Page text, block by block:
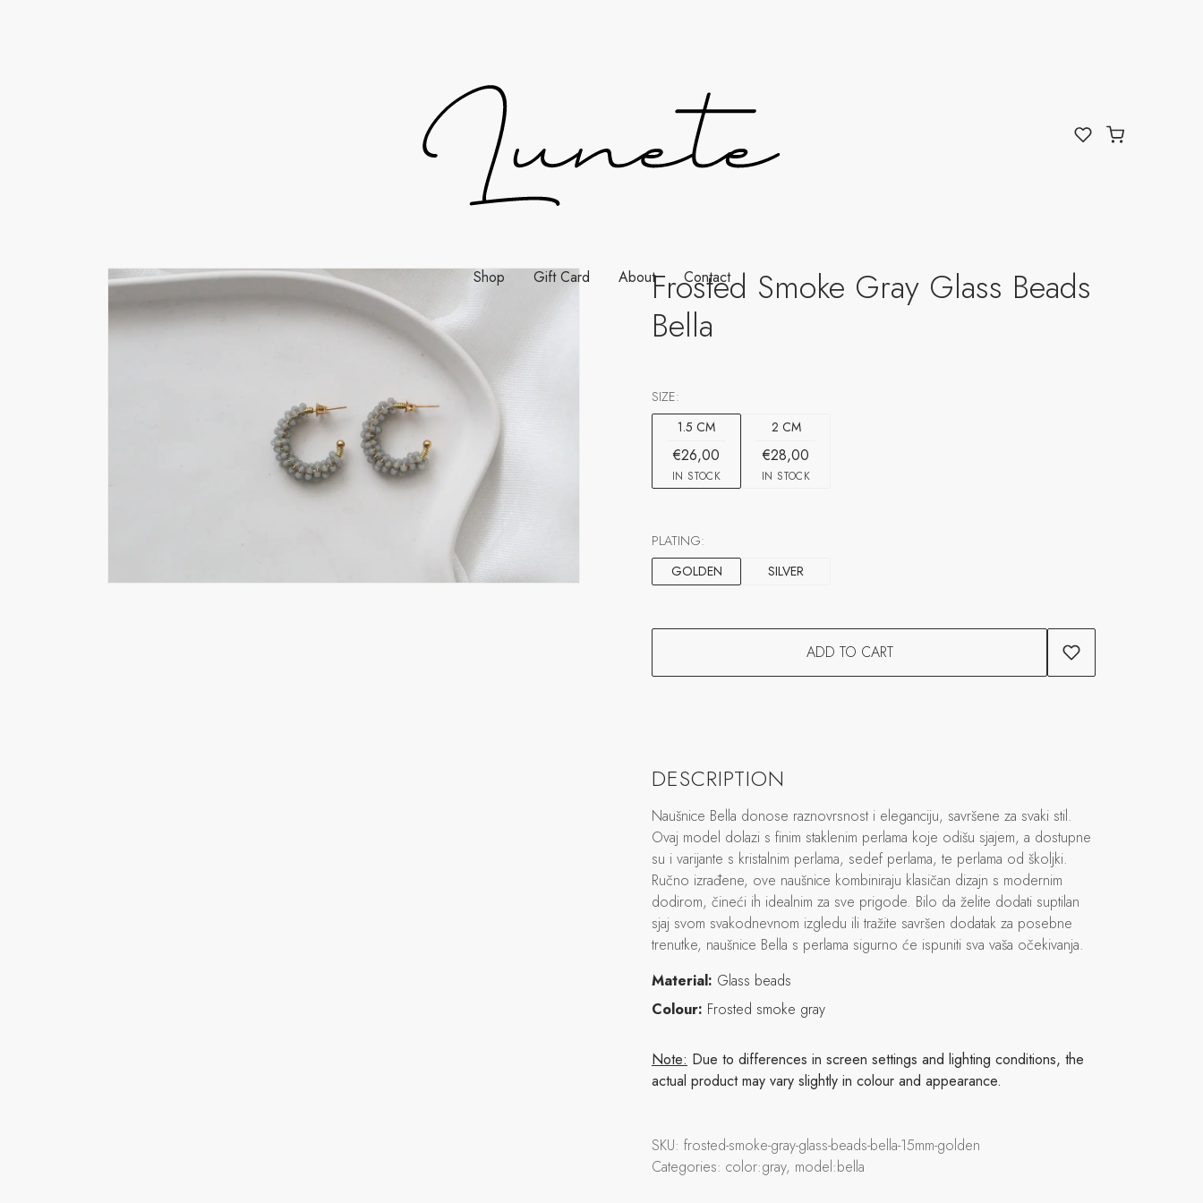
Shop Gift Card About Contact
Frosted Smoke Gray Glass Beads
Bella
SIZE:
1.5 CM
€26,00
IN STOCK
2 CM
€28,00
IN STOCK
PLATING:
GOLDEN
SILVER
ADD TO CART
DESCRIPTION
Naušnice Bella donose raznovrsnost i eleganciju, savršene za svaki stil.
Ovaj model dolazi s finim staklenim perlama koje odišu sjajem, a dostupne
su i varijante s kristalnim perlama, sedef perlama, te perlama od školjki.
Ručno izrađene, ove naušnice kombiniraju klasičan dizajn s modernim
dodirom, čineći ih idealnim za sve prigode. Bilo da želite dodati suptilan
sjaj svom svakodnevnom izgledu ili tražite savršen dodatak za posebne
trenutke, naušnice Bella s perlama sigurno će ispuniti sva vaša očekivanja.
Material: Glass beads
Colour: Frosted smoke gray
Note: Due to differences in screen settings and lighting conditions, the
actual product may vary slightly in colour and appearance.
SKU: frosted-smoke-gray-glass-beads-bella-15mm-golden
Categories: color:gray, model:bella